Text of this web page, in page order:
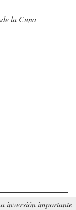
la Cuna
inversión importante